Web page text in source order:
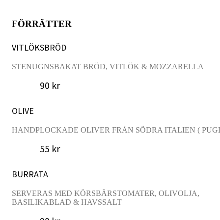
FÖRRÄTTER
VITLÖKSBRÖD
STENUGNSBAKAT BRÖD, VITLÖK & MOZZARELLA
90 kr
OLIVE
HANDPLOCKADE OLIVER FRÅN SÖDRA ITALIEN (
55 kr
BURRATA
SERVERAS MED KÖRSBÄRSTOMATER, OLIVOLJA,
BASILIKABLAD & HAVSSALT